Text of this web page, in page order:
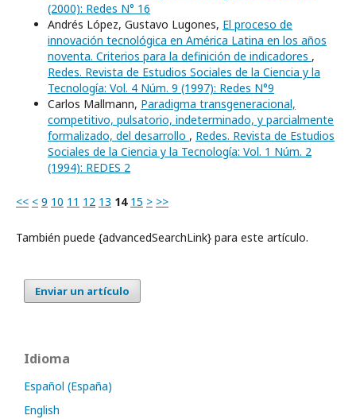
(2000): Redes N° 16
Andrés López, Gustavo Lugones, El proceso de
innovación tecnológica en América Latina en los años
noventa. Criterios para la definición de indicadores ,
Redes. Revista de Estudios Sociales de la Ciencia y la
Tecnología: Vol. 4 Núm. 9 (1997): Redes N°9
Carlos Mallmann, Paradigma transgeneracional,
competitivo, pulsatorio, indeterminado, y parcialmente
formalizado, del desarrollo , Redes. Revista de Estudios
Sociales de la Ciencia y la Tecnología: Vol. 1 Núm. 2
(1994): REDES 2
<< < 9 10 11 12 13 14 15 > >>
También puede {advancedSearchLink} para este artículo.
Enviar un artículo
Idioma
Español (España)
English